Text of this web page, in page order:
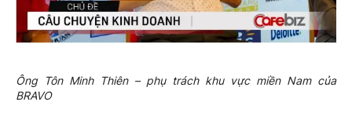
Ông Tôn Minh Thiên – phụ trách khu vực miền Nam của
BRAVO